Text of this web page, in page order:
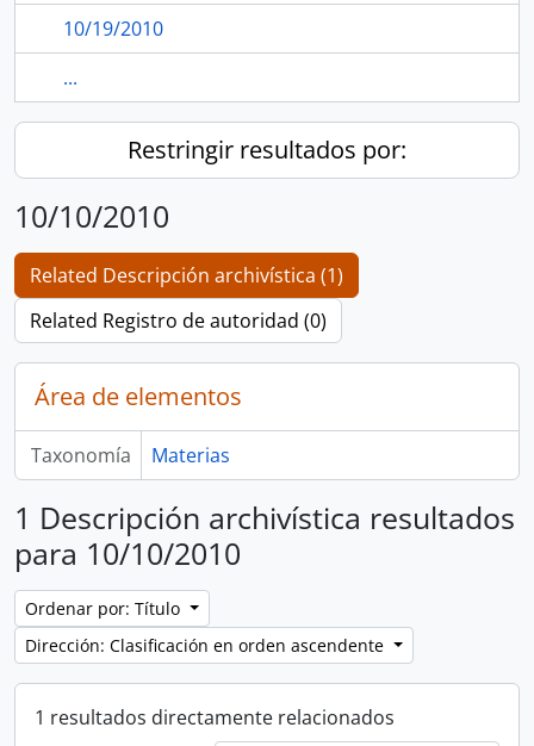
10/19/2010
...
Restringir resultados por:
10/10/2010
Related Descripción archivística (1)
Related Registro de autoridad (0)
Área de elementos
Taxonomía Materias
1 Descripción archivística resultados
para 10/10/2010
Ordenar por: Título
Dirección: Clasificación en orden ascendente
1 resultados directamente relacionados